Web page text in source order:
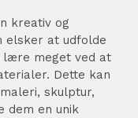
kreativ og
elsker at udfolde
lære meget ved at
Dette kan
skulptur,
dem en unik